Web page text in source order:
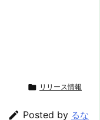
 リリース情報
 Posted by るな